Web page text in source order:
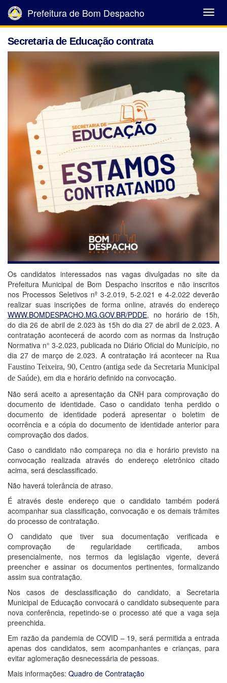
Abrir
Menu
Prefeitura de Bom Despacho
Secretaria de Educação contrata
Os candidatos interessados nas vagas divulgadas no site da
Prefeitura Municipal de Bom Despacho inscritos e não inscritos
nos Processos Seletivos nº 3-2.019, 5-2.021 e 4-2.022 deverão
realizar suas inscrições de forma online, através do endereço
WWW.BOMDESPACHO.MG.GOV.BR/PDDE, no horário de 15h,
do dia 26 de abril de 2.023 às 15h do dia 27 de abril de 2.023. A
contratação acontecerá de acordo com as normas da Instrução
Normativa n° 3-2.023, publicada no Diário Oficial do Município, no
dia 27 de março de 2.023. A contratação irá acontecer naRua
Faustino Teixeira, 90, Centro (antiga sede da Secretaria Municipal
de Saúde), em dia e horário definido na convocação.
Não será aceito a apresentação da CNH para comprovação do
documento de identidade. Caso o candidato tenha perdido o
documento de identidade poderá apresentar o boletim de
ocorrência e a cópia do documento de identidade anterior para
comprovação dos dados.
Caso o candidato não compareça no dia e horário previsto na
convocação realizada através do endereço eletrônico citado
acima, será desclassificado.
Não haverá tolerância de atraso.
É através deste endereço que o candidato também poderá
acompanhar sua classificação, convocação e os demais trâmites
do processo de contratação.
O candidato que tiver sua documentação verificada e
comprovação de regularidade certificada, ambos
presencialmente, nos termos da legislação vigente, deverá
preencher e assinar os documentos pertinentes, formalizando
assim sua contratação.
Nos casos de desclassificação do candidato, a Secretaria
Municipal de Educação convocará o candidato subsequente para
nova conferência, repetindo-se o processo até que a vaga seja
preenchida.
Em razão da pandemia de COVID – 19, será permitida a entrada
apenas dos candidatos, sem acompanhantes e crianças, para
evitar aglomeração desnecessária de pessoas.
Mais informações: Quadro de Contratação